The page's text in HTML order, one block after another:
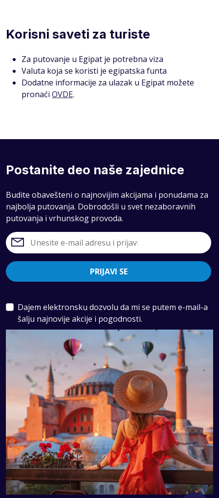
Korisni saveti za turiste
Za putovanje u Egipat je potrebna viza
Valuta koja se koristi je egipatska funta
Dodatne informacije za ulazak u Egipat možete
pronaći OVDE.
Postanite deo naše zajednice
Budite obavešteni o najnovijim akcijama i ponudama za
najbolja putovanja. Dobrodošli u svet nezaboravnih
putovanja i vrhunskog provoda.
PRIJAVI SE
Dajem elektronsku dozvolu da mi se putem e-mail-a
šalju najnovije akcije i pogodnosti.